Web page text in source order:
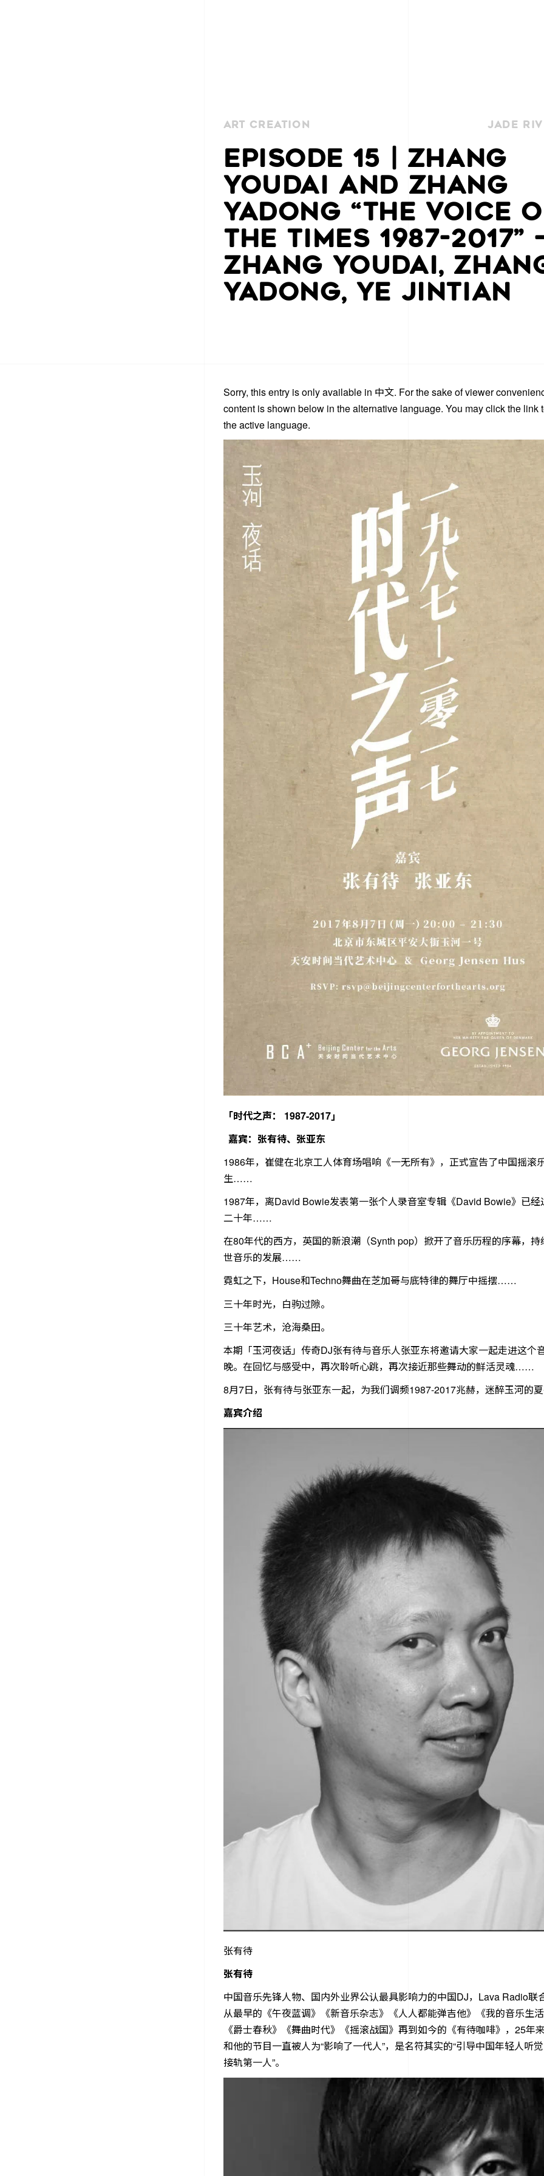
Art Creation Jade
EPISODE 15 | ZHANG
YOUDAI AND ZHANG
YADONG “THE VOICE
THE TIMES 1987-2017”
ZHANG YOUDAI,
YADONG, YE JINTIAN
Sorry, this entry is only available in 中文. For the sake of viewer
content is shown below in the alternative language. You may click the link
the active language.
「时代之声： 1987-2017」
嘉宾：张有待、张亚东
1986年，崔健在北京工人体育场唱响《一无所有》，正式宣告了中国摇滚
生……
1987年，离David Bowie发表第一张个人录音室专辑《David Bowie》已经
二十年……
在80年代的西方，英国的新浪潮（Synth pop）掀开了音乐历程的序幕，持
世音乐的发展……
霓虹之下，House和Techno舞曲在芝加哥与底特律的舞厅中摇摆……
三十年时光，白驹过隙。
三十年艺术，沧海桑田。
本期「玉河夜话」传奇DJ张有待与音乐人张亚东将邀请大家一起走进这个
晚。在回忆与感受中，再次聆听心跳，再次接近那些舞动的鲜活灵魂……
8月7日，张有待与张亚东一起，为我们调频1987-2017兆赫，迷醉玉河的
嘉宾介绍
张有待
张有待
中国音乐先锋人物、国内外业界公认最具影响力的中国DJ，Lava Radio联
从最早的《午夜蓝调》《新音乐杂志》《人人都能弹吉他》《我的音乐生
《爵士春秋》《舞曲时代》《摇滚战国》再到如今的《有待咖啡》，25年
和他的节目一直被人为“影响了一代人”，是名符其实的“引导中国年轻人听
接轨第一人”。